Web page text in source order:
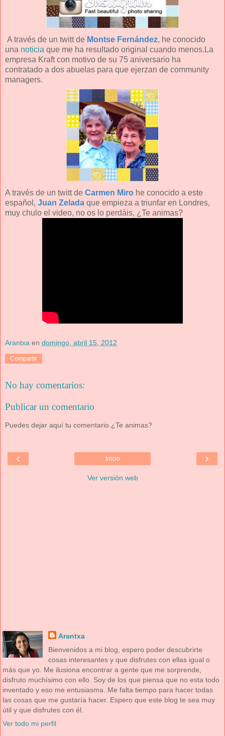
A través de un twitt de Montse Fernández, he conocido
una noticia que me ha resultado original cuando menos.La
empresa Kraft con motivo de su 75 aniversario ha
contratado a dos abuelas para que ejerzan de community
managers.
A través de un twitt de Carmen Miro he conocido a este
español, Juan Zelada que empieza a triunfar en Londres,
muy chulo el video, no os lo perdáis, ¿Te animas?
Arantxa en domingo, abril 15, 2012
Compartir
No hay comentarios:
Publicar un comentario
Puedes dejar aquí tu comentario.¿Te animas?
‹ ›
Inicio
Ver versión web
Arantxa
Bienvenidos a mi blog, espero poder descubrirte
cosas interesantes y que disfrutes con ellas igual o
más que yo. Me ilusiona encontrar a gente que me sorprende,
disfruto muchísimo con ello. Soy de los que piensa que no esta todo
inventado y eso me entusiasma. Me falta tiempo para hacer todas
las cosas que me gustaría hacer. Espero que este blog te sea muy
útil y que disfrutes con él.
Ver todo mi perfil